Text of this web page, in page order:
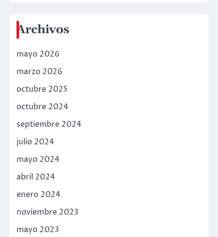
Archivos
mayo 2026
marzo 2026
octubre 2025
octubre 2024
septiembre 2024
julio 2024
mayo 2024
abril 2024
enero 2024
noviembre 2023
mayo 2023